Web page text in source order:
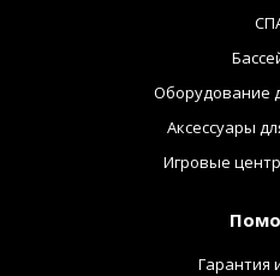
Оборудование
Аксессуары
Игровые
Гарантия